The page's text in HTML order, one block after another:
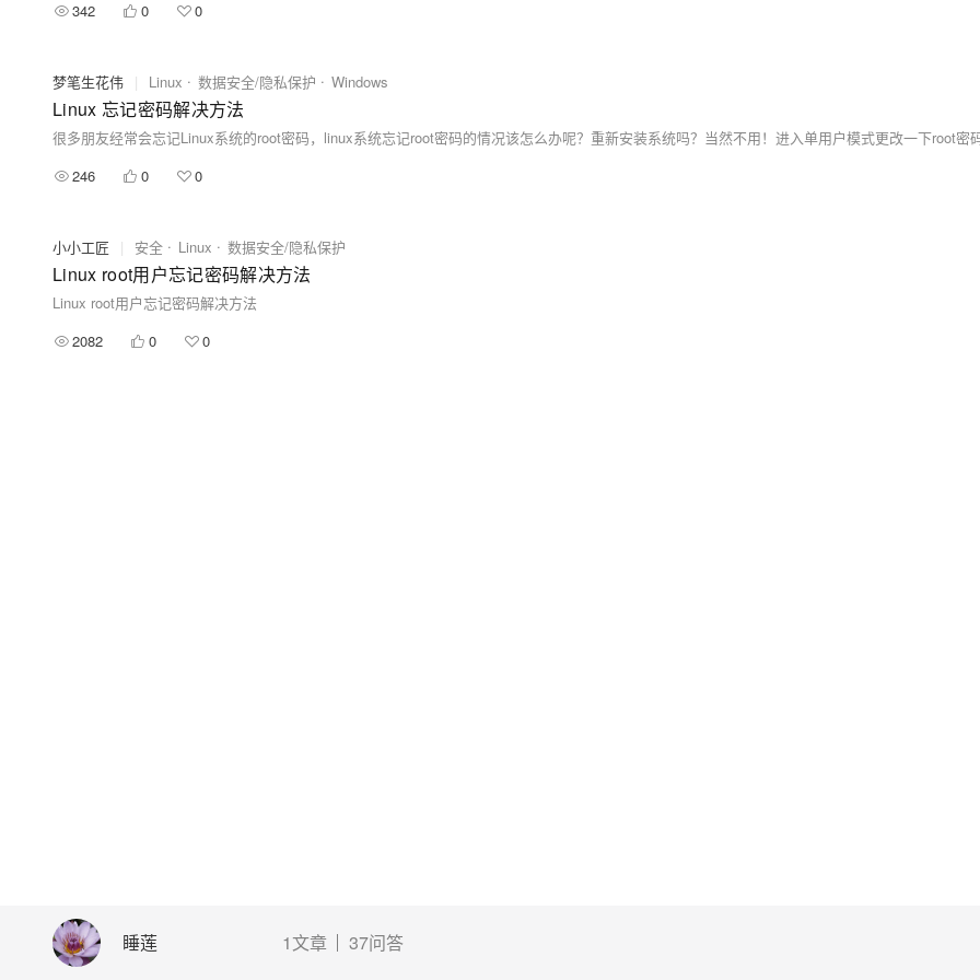
睡莲 1文章 37问答
342 0 0
梦笔生花伟 | Linux 数据安全/隐私保护 Windows
Linux 忘记密码解决方法
很多朋友经常会忘记Linux系统的root密码，linux系统忘记root密码的情况该怎么办呢？重新安装系统吗？当然不用！进入单用户模式更改一下root密
246
0 0
小小工匠 | 安全 Linux 数据安全/隐私保护
Linux root用户忘记密码解决方法
Linux root用户忘记密码解决方法
2082
0 0